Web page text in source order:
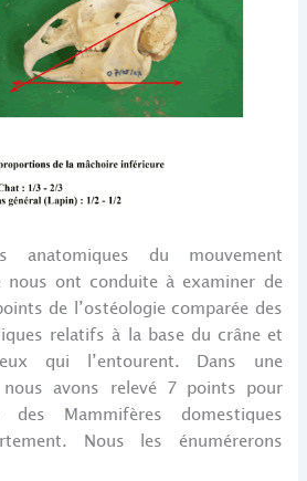
anatomiques du mouvement
nous ont conduite à examiner de
de l’ostéologie comparée des
relatifs à la base du crâne et
qui l’entourent. Dans une
nous avons relevé 7 points pour
Mammifères domestiques
Nous les énumérerons